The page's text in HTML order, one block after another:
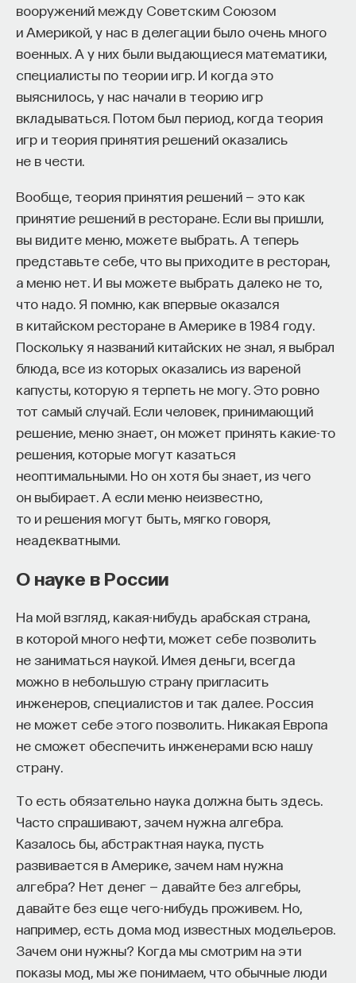
вооружений между Советским Союзом
и Америкой, у нас в делегации было очень много
военных. А у них были выдающиеся математики,
специалисты по теории игр. И когда это
выяснилось, у нас начали в теорию игр
вкладываться. Потом был период, когда теория
игр и теория принятия решений оказались
не в чести.
Вообще, теория принятия решений — это как
принятие решений в ресторане. Если вы пришли,
вы видите меню, можете выбрать. А теперь
представьте себе, что вы приходите в ресторан,
а меню нет. И вы можете выбрать далеко не то,
что надо. Я помню, как впервые оказался
в китайском ресторане в Америке в 1984 году.
Поскольку я названий китайских не знал, я выбрал
блюда, все из которых оказались из вареной
капусты, которую я терпеть не могу. Это ровно
тот самый случай. Если человек, принимающий
решение, меню знает, он может принять какие-то
решения, которые могут казаться
неоптимальными. Но он хотя бы знает, из чего
он выбирает. А если меню неизвестно,
то и решения могут быть, мягко говоря,
неадекватными.
О науке в России
На мой взгляд, какая-нибудь арабская страна,
в которой много нефти, может себе позволить
не заниматься наукой. Имея деньги, всегда
можно в небольшую страну пригласить
инженеров, специалистов и так далее. Россия
не может себе этого позволить. Никакая Европа
не сможет обеспечить инженерами всю нашу
страну.
То есть обязательно наука должна быть здесь.
Часто спрашивают, зачем нужна алгебра.
Казалось бы, абстрактная наука, пусть
развивается в Америке, зачем нам нужна
алгебра? Нет денег — давайте без алгебры,
давайте без еще чего-нибудь проживем. Но,
например, есть дома мод известных модельеров.
Зачем они нужны? Когда мы смотрим на эти
показы мод, мы же понимаем, что обычные люди